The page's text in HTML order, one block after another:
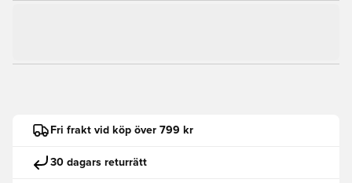
Fri frakt vid köp över 799 kr
30 dagars returrätt